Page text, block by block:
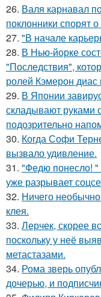
26. Валя карнавал
поклонники спорят
27. "В начале
28. В Нью-йорке
"Последствия",
ролей Кэмерон
29. В Японии
складывают руками
подозрительно
30. Когда Софи
вызвало удивление.
31. "Федю понесло!
уже разрывает
32. Ничего
клея.
33. Лерчек, скорее
поскольку у неё
метастазами.
34. Рома зверь
дочерью, и